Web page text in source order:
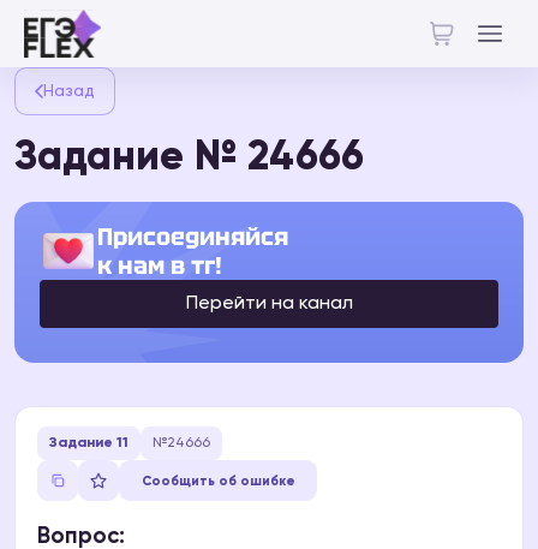
Назад
Задание № 24666
Присоединяйся
к нам в тг!
Перейти на канал
Задание 11 №24666
Сообщить об ошибке
Вопрос: